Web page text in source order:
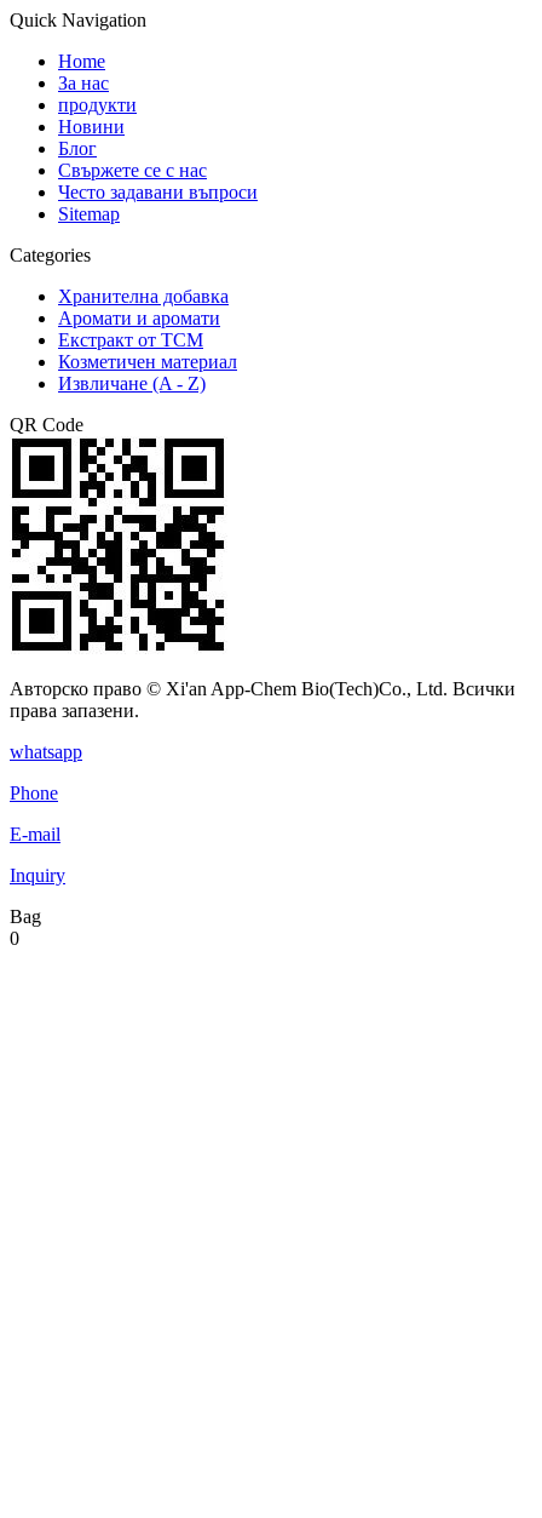
Quick Navigation
Home
За нас
продукти
Новини
Блог
Свържете се с нас
Често задавани въпроси
Sitemap
Categories
Хранителна добавка
Аромати и аромати
Екстракт от TCM
Козметичен материал
Извличане (A - Z)
QR Code
Авторско право © Xi'an App-Chem Bio(Tech)Co., Ltd. Всички
права запазени.
whatsapp
Phone
E-mail
Inquiry
Bag
0